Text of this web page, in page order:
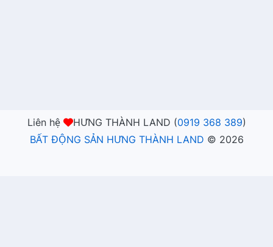
Liên hệ HƯNG THÀNH LAND (0919 368 389)
BẤT ĐỘNG SẢN HƯNG THÀNH LAND © 2026